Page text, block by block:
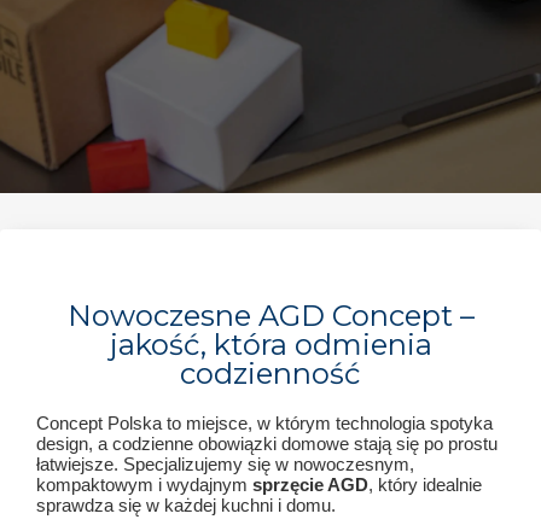
Nowoczesne AGD Concept –
jakość, która odmienia
codzienność
Concept Polska to miejsce, w którym technologia spotyka
design, a codzienne obowiązki domowe stają się po prostu
łatwiejsze. Specjalizujemy się w nowoczesnym,
kompaktowym i wydajnym sprzęcie AGD, który idealnie
sprawdza się w każdej kuchni i domu.